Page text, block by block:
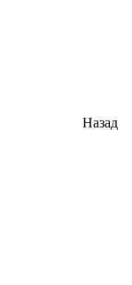
Назад